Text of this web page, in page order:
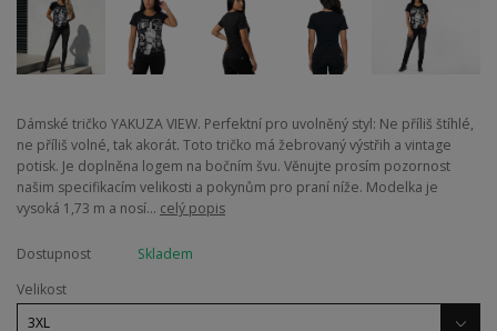
Dámské tričko YAKUZA VIEW. Perfektní pro uvolněný styl: Ne příliš štíhlé,
ne příliš volné, tak akorát. Toto tričko má žebrovaný výstřih a vintage
potisk. Je doplněna logem na bočním švu. Věnujte prosím pozornost
našim specifikacím velikosti a pokynům pro praní níže. Modelka je
vysoká 1,73 m a nosí... celý popis
Dostupnost
Skladem
Velikost